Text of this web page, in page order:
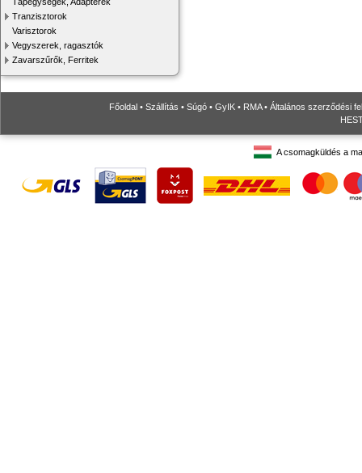
Tranzisztorok
Varisztorok
Vegyszerek, ragasztók
Zavarszűrők, Ferritek
Főoldal • Szállítás • Súgó • GyIK • RMA• Általános szerződési
A csomagküldés a